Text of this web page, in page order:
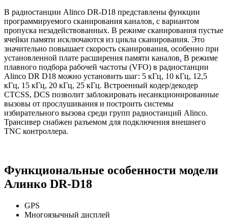
В радиостанции Alinco DR-D18 представлены функции
программируемого сканирования каналов, с вариантом
пропуска незадействованных. В режиме сканирования пустые
ячейки памяти исключаются из цикла сканирования. Это
значительно повышает скорость сканирования, особенно при
установленной плате расширения памяти каналов. В режиме
плавного подбора рабочей частоты (VFO) в радиостанции
Alinco DR D18 можно установить шаг: 5 кГц, 10 кГц, 12,5
кГц, 15 кГц, 20 кГц, 25 кГц. Встроенный кодер/декодер
CTCSS, DCS позволит заблокировать несанкционированные
вызовы от прослушивания и построить системы
избирательного вызова среди групп радиостанций Alinco.
Трансивер снабжен разъемом для подключения внешнего
TNC контроллера.
Функциональные особенности модели
Алинко DR-D18
GPS
Многоязычный дисплей